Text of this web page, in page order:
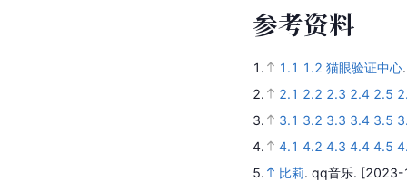
参考资料
1. 1.1 1.2 猫眼验证中心
2.
2.1 2.2 2.3 2.4 2.5
3.
3.1 3.2 3.3 3.4 3.5
4.
4.1 4.2 4.3 4.4 4.5
5.
比莉. qq音乐. [2023-